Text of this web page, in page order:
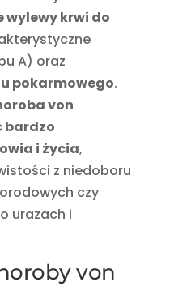
wylewy krwi do
A) oraz
pokarmowego.
von
bardzo
i życia,
z niedoboru
czy
urazach i
von